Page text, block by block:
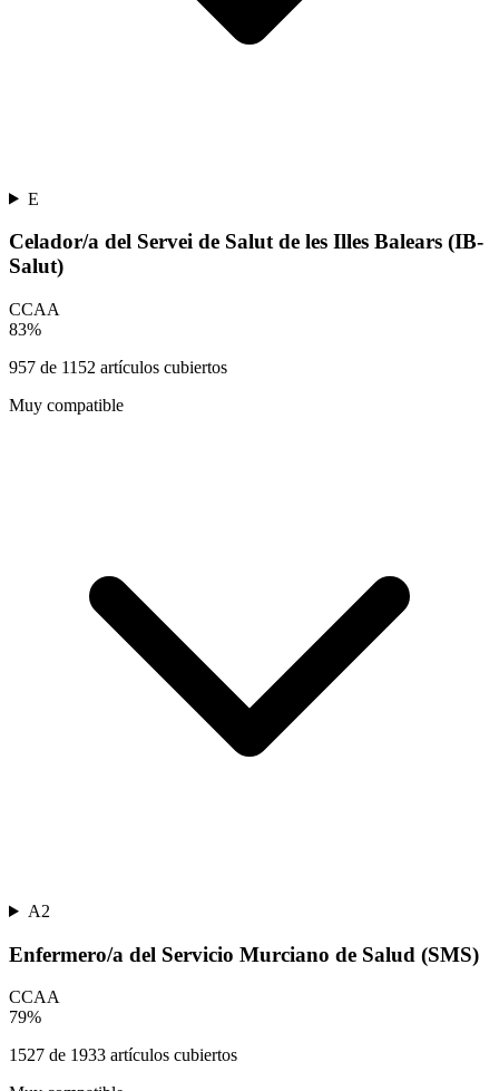
E
Celador/a del Servei de Salut de les Illes Balears (IB-
Salut)
CCAA
83%
957 de 1152 artículos cubiertos
Muy compatible
A2
Enfermero/a del Servicio Murciano de Salud (SMS)
CCAA
79%
1527 de 1933 artículos cubiertos